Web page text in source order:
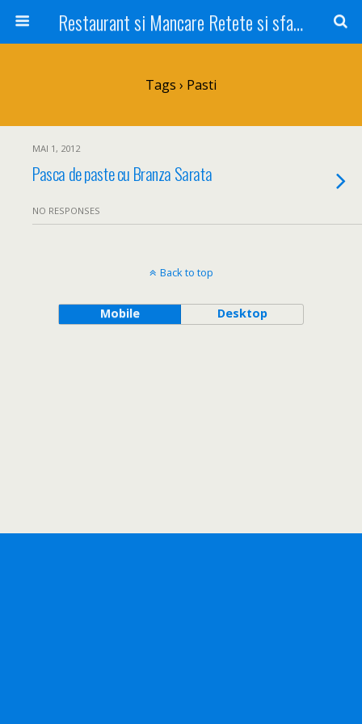
Restaurant si Mancare Retete si sfaturi Picant bun si rapid
Tags › Pasti
MAI 1, 2012
Pasca de paste cu Branza Sarata
NO RESPONSES
Back to top
Mobile Desktop